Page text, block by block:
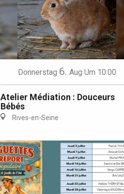
Donnerstag 6. Aug Um 10:00
Atelier Médiation : Douceurs
Bébés
Rives-en-Seine